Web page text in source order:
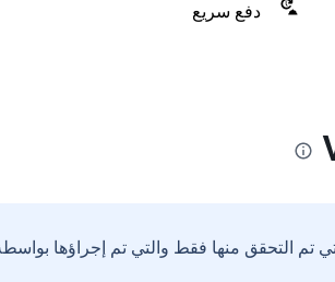
دفع سريع
تم التحقق منها فقط والتي تم إجراؤها